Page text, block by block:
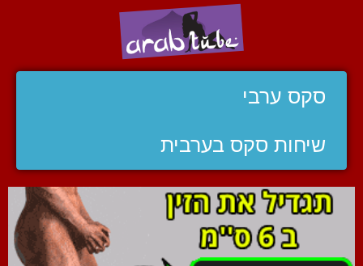
סקס ערבי
שיחות סקס בערבית